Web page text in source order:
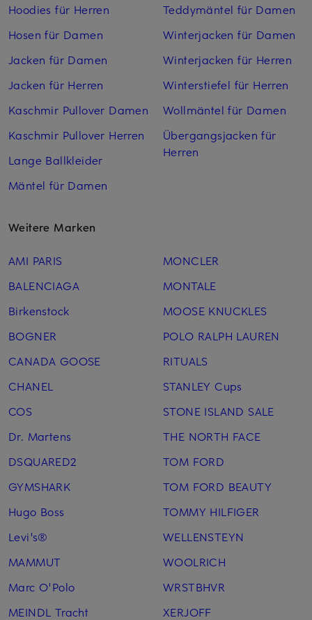
Hoodies für Herren
Hosen für Damen
Jacken für Damen
Jacken für Herren
Kaschmir Pullover Damen
Kaschmir Pullover Herren
Lange Ballkleider
Mäntel für Damen
Teddymäntel für Damen
Winterjacken für Damen
Winterjacken für Herren
Winterstiefel für Herren
Wollmäntel für Damen
Übergangsjacken für
Herren
Weitere Marken
AMI PARIS
BALENCIAGA
Birkenstock
BOGNER
CANADA GOOSE
CHANEL
COS
Dr. Martens
DSQUARED2
GYMSHARK
Hugo Boss
Levi's®
MAMMUT
Marc O'Polo
MEINDL Tracht
MONCLER
MONTALE
MOOSE KNUCKLES
POLO RALPH LAUREN
RITUALS
STANLEY Cups
STONE ISLAND SALE
THE NORTH FACE
TOM FORD
TOM FORD BEAUTY
TOMMY HILFIGER
WELLENSTEYN
WOOLRICH
WRSTBHVR
XERJOFF